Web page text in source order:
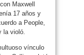
Maxwell
17 años y
a People,
la violó.
vínculo